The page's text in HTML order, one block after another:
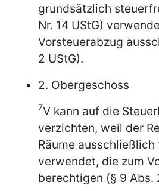
grundsätzlich
Nr. 14 UStG)
Vorsteuerabzug
2 UStG).
2. Obergeschoss
7V kann auf die
verzichten, weil der
Räume
verwendet, die zum
berechtigen (§ 9 Abs.